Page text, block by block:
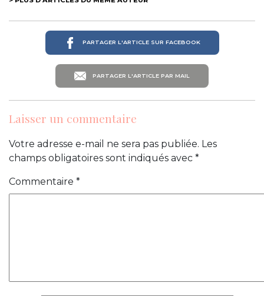
PARTAGER L'ARTICLE SUR FACEBOOK
PARTAGER L'ARTICLE PAR MAIL
Laisser un commentaire
Votre adresse e-mail ne sera pas publiée. Les
champs obligatoires sont indiqués avec *
Commentaire *